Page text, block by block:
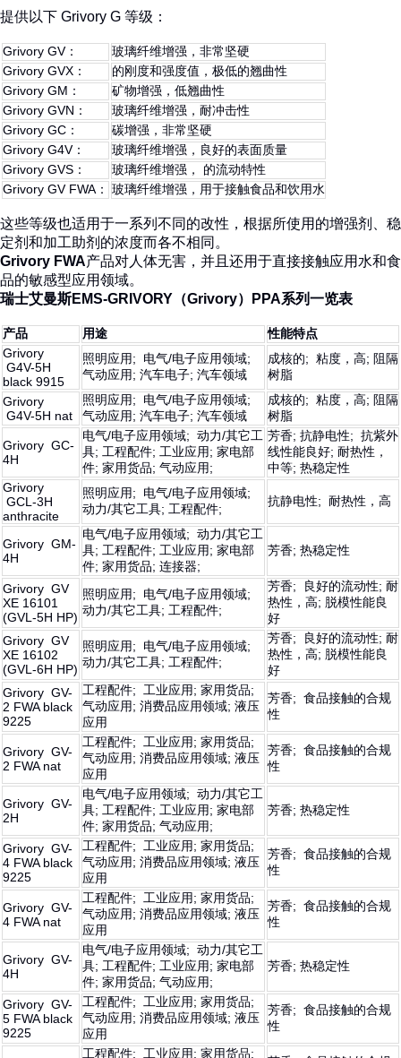
提供以下 Grivory G 等级：
Grivory GV：
玻璃纤维增强，非常坚硬
Grivory GVX：
的刚度和强度值，极低的翘曲性
Grivory GM：
矿物增强，低翘曲性
Grivory GVN：
玻璃纤维增强，耐冲击性
Grivory GC：
碳增强，非常坚硬
Grivory G4V：
玻璃纤维增强，良好的表面质量
Grivory GVS：
玻璃纤维增强， 的流动特性
Grivory GV FWA：
玻璃纤维增强，用于接触食品和饮用水
这些等级也适用于一系列不同的改性，根据所使用的增强剂、稳
定剂和加工助剂的浓度而各不相同。
Grivory FWA产品对人体无害，并且还用于直接接触应用水和食
品的敏感型应用领域。
瑞士艾曼斯EMS-GRIVORY（Grivory）PPA系列一览表
产品 用途
性能特点
Grivory
G4V-5H
black 9915
照明应用; 电气/电子应用领域;
气动应用; 汽车电子; 汽车领域
成核的; 粘度，高; 阻隔
树脂
Grivory
G4V-5H nat
照明应用; 电气/电子应用领域;
气动应用; 汽车电子; 汽车领域
成核的; 粘度，高; 阻隔
树脂
Grivory GC-
4H
电气/电子应用领域; 动力/其它工
具; 工程配件; 工业应用; 家电部
件; 家用货品; 气动应用;
芳香; 抗静电性; 抗紫外
线性能良好; 耐热性，
中等; 热稳定性
Grivory
GCL-3H
anthracite
照明应用; 电气/电子应用领域;
动力/其它工具; 工程配件;
抗静电性; 耐热性，高
Grivory GM-
4H
电气/电子应用领域; 动力/其它工
具; 工程配件; 工业应用; 家电部
件; 家用货品; 连接器;
芳香; 热稳定性
Grivory GV
XE 16101
(GVL-5H HP)
照明应用; 电气/电子应用领域;
动力/其它工具; 工程配件;
芳香; 良好的流动性; 耐
热性，高; 脱模性能良
好
Grivory GV
XE 16102
(GVL-6H HP)
照明应用; 电气/电子应用领域;
动力/其它工具; 工程配件;
芳香; 良好的流动性; 耐
热性，高; 脱模性能良
好
Grivory GV-
2 FWA black
9225
工程配件; 工业应用; 家用货品;
气动应用; 消费品应用领域; 液压
应用
芳香; 食品接触的合规
性
Grivory GV-
2 FWA nat
工程配件; 工业应用; 家用货品;
气动应用; 消费品应用领域; 液压
应用
芳香; 食品接触的合规
性
Grivory GV-
2H
电气/电子应用领域; 动力/其它工
具; 工程配件; 工业应用; 家电部
件; 家用货品; 气动应用;
芳香; 热稳定性
Grivory GV-
4 FWA black
9225
工程配件; 工业应用; 家用货品;
气动应用; 消费品应用领域; 液压
应用
芳香; 食品接触的合规
性
Grivory GV-
4 FWA nat
工程配件; 工业应用; 家用货品;
气动应用; 消费品应用领域; 液压
应用
芳香; 食品接触的合规
性
Grivory GV-
4H
电气/电子应用领域; 动力/其它工
具; 工程配件; 工业应用; 家电部
件; 家用货品; 气动应用;
芳香; 热稳定性
Grivory GV-
5 FWA black
9225
工程配件; 工业应用; 家用货品;
气动应用; 消费品应用领域; 液压
应用
芳香; 食品接触的合规
性
工程配件; 工业应用; 家用货品;